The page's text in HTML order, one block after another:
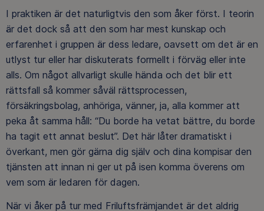
I praktiken är det naturligtvis den som åker först. I teorin
är det dock så att den som har mest kunskap och
erfarenhet i gruppen är dess ledare, oavsett om det är en
utlyst tur eller har diskuterats formellt i förväg eller inte
alls. Om något allvarligt skulle hända och det blir ett
rättsfall så kommer såväl rättsprocessen,
försäkringsbolag, anhöriga, vänner, ja, alla kommer att
peka åt samma håll: “Du borde ha vetat bättre, du borde
ha tagit ett annat beslut”. Det här låter dramatiskt i
överkant, men gör gärna dig själv och dina kompisar den
tjänsten att innan ni ger ut på isen komma överens om
vem som är ledaren för dagen.
När vi åker på tur med Friluftsfrämjandet är det aldrig